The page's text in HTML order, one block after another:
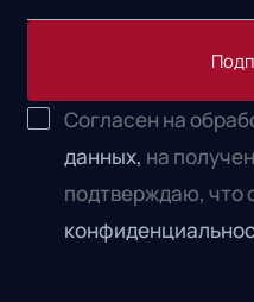
Согласен на
данных, на
подтверждаю, что